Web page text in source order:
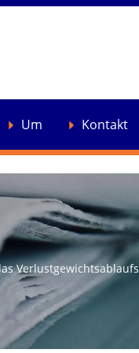
Um Kontakt